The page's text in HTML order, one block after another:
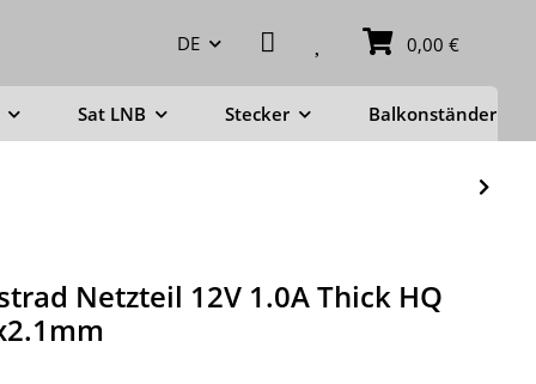
DE 0,00 €
Sat LNB Stecker Balkonständer
Netzteil 12V 1.0A Thick HQ